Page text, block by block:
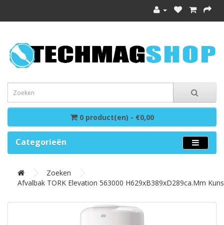
0 product(en) - €0,00
Categorieën
Zoeken
Afvalbak TORK Elevation 563000 H629xB389xD289ca.mm